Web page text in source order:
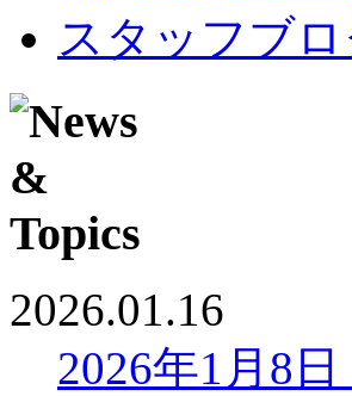
スタッフブ
2026.01.16
2026年1月8